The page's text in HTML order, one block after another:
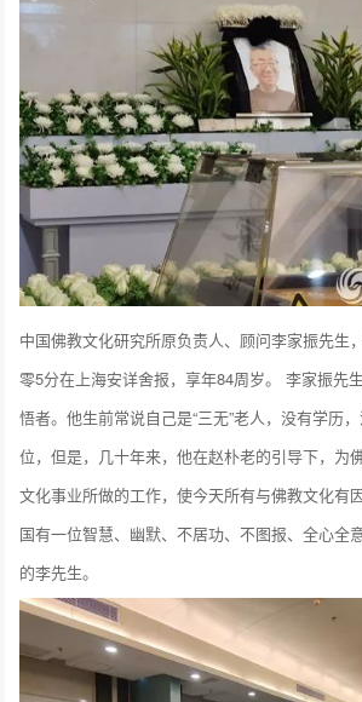
中国佛教文化研究所原负责人、顾问李家振先生
零5分在上海安详舍报，享年84周岁。 李家振先
悟者。他生前常说自己是“三无”老人，没有学历
位，但是，几十年来，他在赵朴老的引导下，为
文化事业所做的工作，使今天所有与佛教文化有
国有一位智慧、幽默、不居功、不图报、全心全
的李先生。